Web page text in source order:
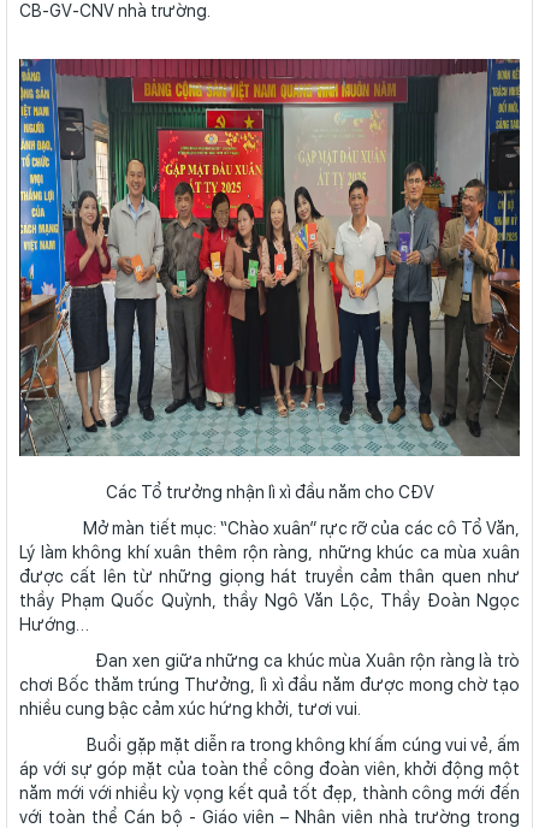
CB-GV-CNV nhà trường.
Các Tổ trưởng nhận lì xì đầu năm cho CĐV
Mở màn tiết mục: “Chào xuân” rực rỡ của các cô Tổ Văn,
Lý làm không khí xuân thêm rộn ràng, những khúc ca mùa xuân
được cất lên từ những giọng hát truyền cảm thân quen như
thầy Phạm Quốc Quỳnh, thầy Ngô Văn Lộc, Thầy Đoàn Ngọc
Hướng…
Đan xen giữa những ca khúc mùa Xuân rộn ràng là trò
chơi Bốc thăm trúng Thưởng, lì xì đầu năm được mong chờ tạo
nhiều cung bậc cảm xúc hứng khởi, tươi vui.
Buổi gặp mặt diễn ra trong không khí ấm cúng vui vẻ, ấm
áp với sự góp mặt của toàn thể công đoàn viên, khởi động một
năm mới với nhiều kỳ vọng kết quả tốt đẹp, thành công mới đến
với toàn thể Cán bộ - Giáo viên – Nhân viên nhà trường trong